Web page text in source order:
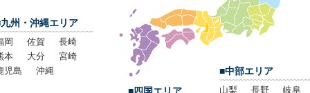
■中部エリア
山梨 長野 岐阜
州・沖縄エリア
岡 佐賀
長崎
本
大分
宮崎
児島
沖縄